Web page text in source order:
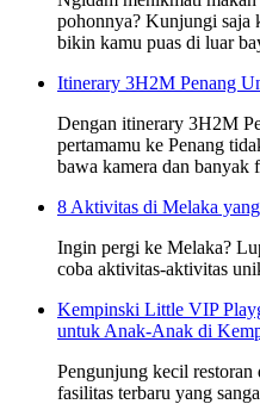
pohonnya? Kunjungi saja
bikin kamu puas di luar
Itinerary 3H2M Penang
Dengan itinerary 3H2M
pertamamu ke Penang
bawa kamera dan banyak
8 Aktivitas di Melaka
Ingin pergi ke Melaka?
coba aktivitas-aktivitas
Kempinski Little VIP
untuk Anak-Anak di
Pengunjung kecil
fasilitas terbaru yang